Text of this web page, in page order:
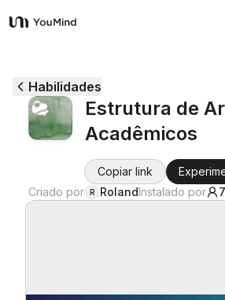
YouMind
Casos de Uso
Habilidades
Habilidades
Estrutura de
Acadêmicos
Copiar link
Criado por R RolandInstalado por 7